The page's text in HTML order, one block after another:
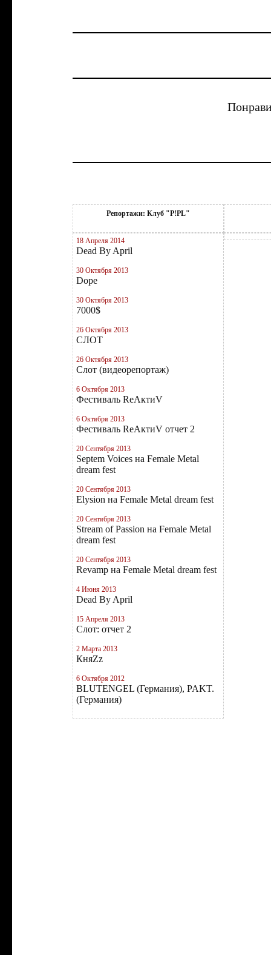
Репортажи: Клуб "P!PL"
18 Апреля 2014
Dead By April
30 Октября 2013
Dope
30 Октября 2013
7000$
26 Октября 2013
СЛОТ
26 Октября 2013
Слот (видеорепортаж)
6 Октября 2013
Фестиваль RеAктиV
6 Октября 2013
Фестиваль RеAктиV отчет 2
20 Сентября 2013
Septem Voices на Female Metal
dream fest
20 Сентября 2013
Elysion на Female Metal dream fest
20 Сентября 2013
Stream of Passion на Female Metal
dream fest
20 Сентября 2013
Revamp на Female Metal dream fest
4 Июня 2013
Dead By April
15 Апреля 2013
Слот: отчет 2
2 Марта 2013
КняZz
6 Октября 2012
BLUTENGEL (Германия), PAKT.
(Германия)